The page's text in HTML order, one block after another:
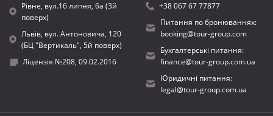
Рівне, вул.16 липня, 6а (3й
поверх)
Львів, вул. Антоновича, 120
(БЦ "Вертикаль", 5й поверх)
Ліцензія №208, 09.02.2016
+38 067 67 77877
Питання по бронюваннях:
booking@tour-group.com
Бухгалтерські питання:
finance@tour-group.com.ua
Юридичні питання:
legal@tour-group.com.ua